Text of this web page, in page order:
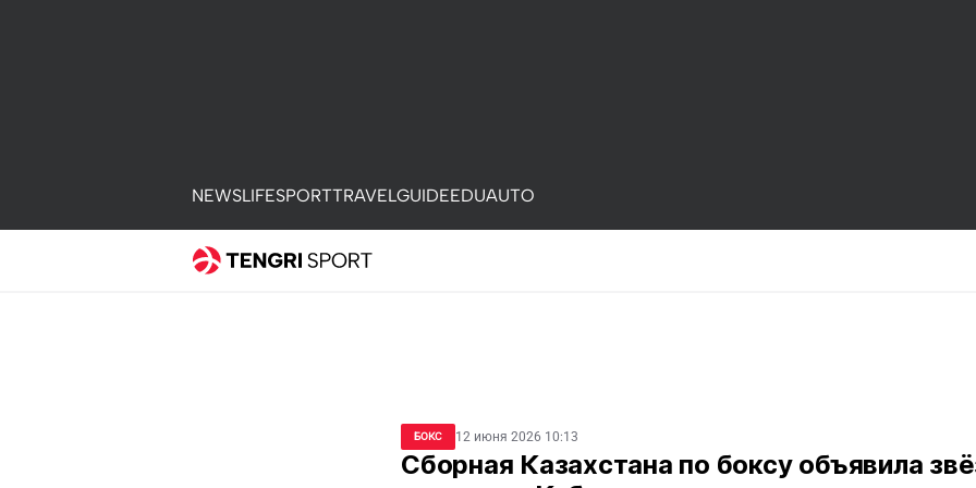
NEWSLIFESPORTTRAVELGUIDEEDUAUTO
БОКС 12 июня 2026 10:13
Сборная Казахстана по боксу объявила